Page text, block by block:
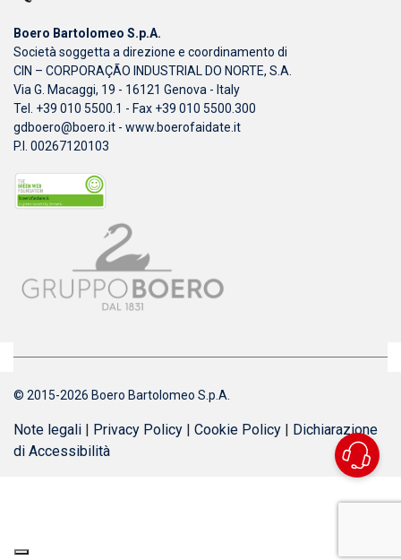
Boero Bartolomeo S.p.A.
Società soggetta a direzione e coordinamento di
CIN – CORPORAÇÃO INDUSTRIAL DO NORTE, S.A.
Via G. Macaggi, 19 - 16121 Genova - Italy
Tel. +39 010 5500.1 - Fax +39 010 5500.300
gdboero@boero.it - www.boerofaidate.it
P.I. 00267120103
© 2015-2026 Boero Bartolomeo S.p.A.
Note legali | Privacy Policy | Cookie Policy | Dichiarazione
di Accessibilità